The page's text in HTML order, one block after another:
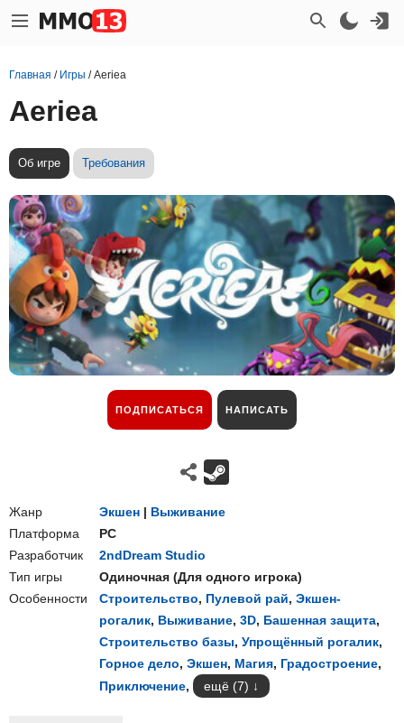
Главная / Игры /Aeriea
Aeriea
Об игре Требования
ПОДПИСАТЬСЯ НАПИСАТЬ
Жанр Экшен | Выживание
Платформа
PC
Разработчик
2ndDream Studio
Тип игры
Одиночная (Для одного игрока)
Особенности
Строительство, Пулевой рай, Экшен-
рогалик, Выживание, 3D, Башенная защита,
Строительство базы, Упрощённый рогалик,
Горное дело, Экшен, Магия, Градостроение,
Приключение, ещё (7)